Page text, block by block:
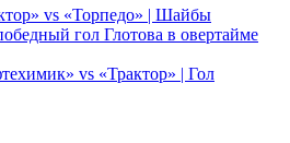
vs «Торпедо» | Шайбы
гол Глотова в овертайме
vs «Трактор» | Гол